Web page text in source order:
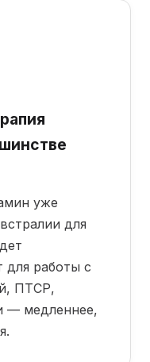
уже
для
для работы с
ПТСР,
— медленнее,